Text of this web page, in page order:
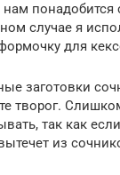
понадобится
случае я
для
заготовки
творог.
так как
из